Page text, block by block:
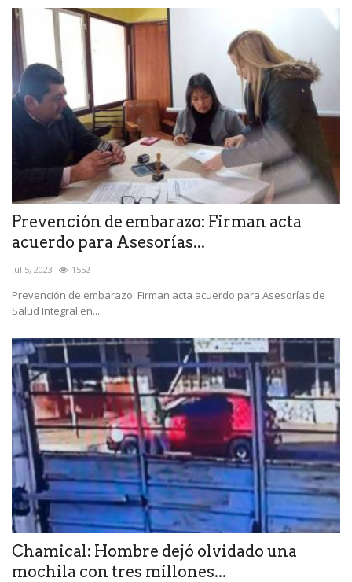
Prevención de embarazo: Firman acta
acuerdo para Asesorías...
Jul 5, 2023 1552
Prevención de embarazo: Firman acta acuerdo para Asesorías de
Salud Integral en...
Chamical: Hombre dejó olvidado una
mochila con tres millones...